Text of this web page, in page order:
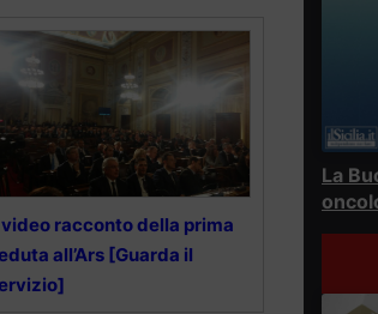
video racconto della prima
all’Ars [Guarda il
La